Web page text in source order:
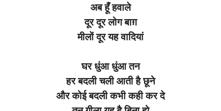
अब हूँ हवाले
दूर दूर लोग बाग़
मीलों दूर यह वादियां
घर धुंआ धुंआ तन
हर बदली चली आती है छूने
और कोई बदली कभी कही कर दे